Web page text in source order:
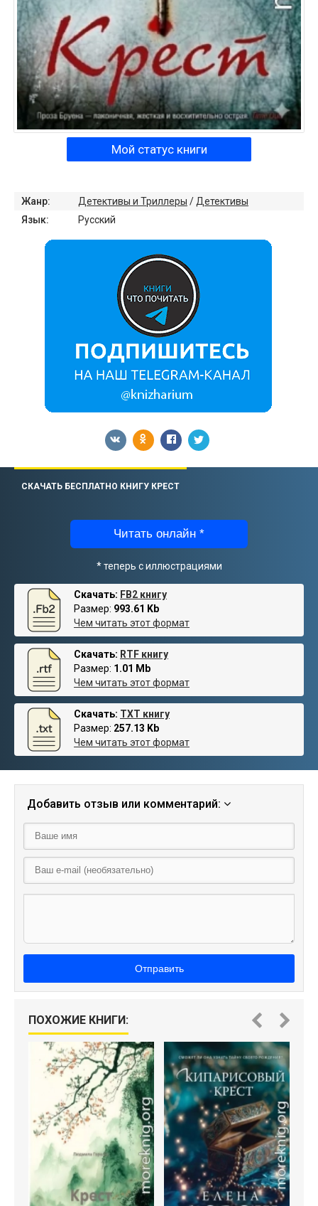
Мой статус книги
Жанр: Детективы и Триллеры / Детективы
Язык:
Русский
СКАЧАТЬ БЕСПЛАТНО КНИГУ КРЕСТ
Читать онлайн *
* теперь с иллюстрациями
Скачать: FB2 книгу
Размер: 993.61 Kb
Чем читать этот формат
Скачать: RTF книгу
Размер: 1.01 Mb
Чем читать этот формат
Скачать: TXT книгу
Размер: 257.13 Kb
Чем читать этот формат
Добавить отзыв или комментарий:
Отправить
ПОХОЖИЕ КНИГИ: